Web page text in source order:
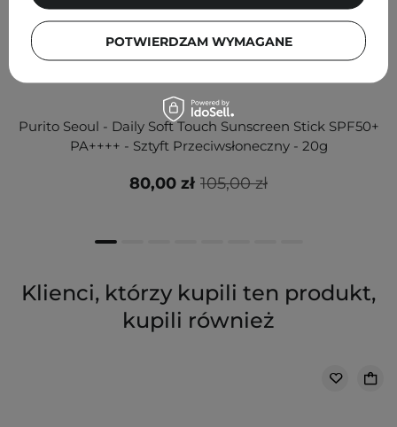
Purito Seoul - Daily Soft Touch Sunscreen Stick SPF50+
PA++++ - Sztyft Przeciwsłoneczny - 20g
105,00 zł
80,00 zł
Klienci, którzy kupili ten produkt,
kupili również
POTWIERDZAM WYMAGANE